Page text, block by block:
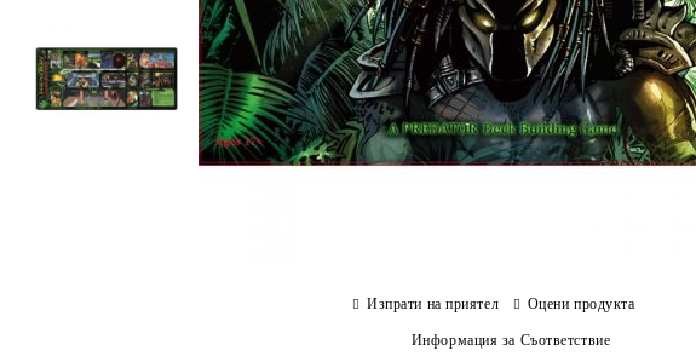
Изпрати на приятел Оцени продукта
Информация за Съответствие